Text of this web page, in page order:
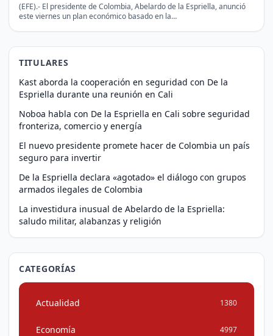
(EFE).- El presidente de Colombia, Abelardo de la Espriella, anunció
este viernes un plan económico basado en la…
TITULARES
Kast aborda la cooperación en seguridad con De la
Espriella durante una reunión en Cali
Noboa habla con De la Espriella en Cali sobre seguridad
fronteriza, comercio y energía
El nuevo presidente promete hacer de Colombia un país
seguro para invertir
De la Espriella declara «agotado» el diálogo con grupos
armados ilegales de Colombia
La investidura inusual de Abelardo de la Espriella:
saludo militar, alabanzas y religión
CATEGORÍAS
Actualidad 1380
Economía 4997